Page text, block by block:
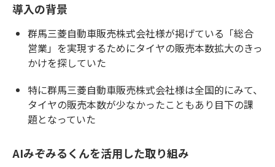
導入の背景
群馬三菱自動車販売株式会社様が掲げている「総合
営業」を実現するためにタイヤの販売本数拡大のきっ
かけを探していた
特に群馬三菱自動車販売株式会社様は全国的にみて、
タイヤの販売本数が少なかったこともあり目下の課
題となっていた
AIみぞみるくんを活用した取り組み